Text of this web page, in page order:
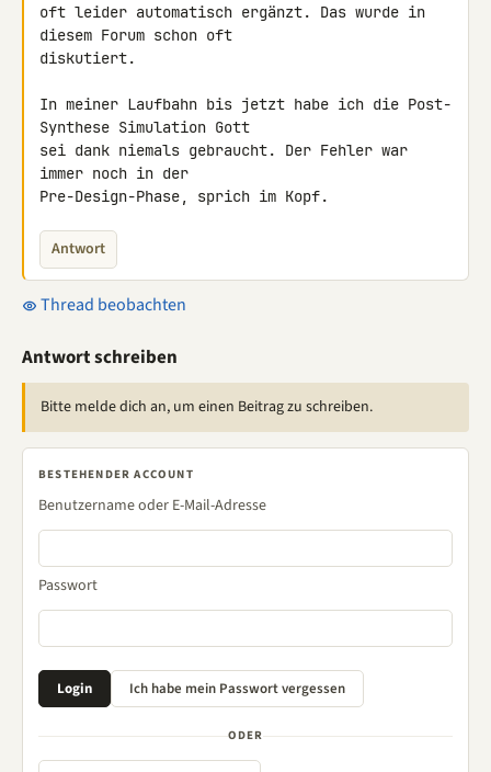
oft leider automatisch ergänzt. Das wurde in
diesem Forum schon oft
diskutiert.
In meiner Laufbahn bis jetzt habe ich die Post-
Synthese Simulation Gott
sei dank niemals gebraucht. Der Fehler war
immer noch in der
Pre-Design-Phase, sprich im Kopf.
Antwort
Thread beobachten
Antwort schreiben
Bitte melde dich an, um einen Beitrag zu schreiben.
BESTEHENDER ACCOUNT
Benutzername oder E-Mail-Adresse
Passwort
ODER